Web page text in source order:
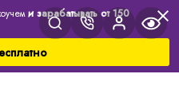
и зарабатывать от 150